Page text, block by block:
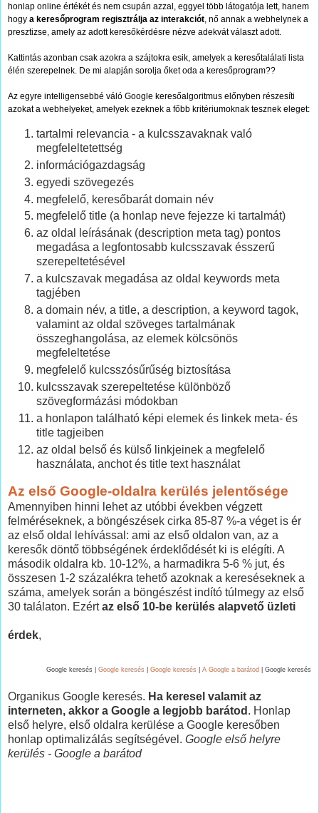
honlap online értékét és nem csupán azzal, eggyel több látogatója lett, hanem
hogy a keresőprogram regisztrálja az interakciót, nő annak a webhelynek a
presztizse, amely az adott keresőkérdésre nézve adekvát választ adott.
Kattintás azonban csak azokra a szájtokra esik, amelyek a keresőtalálati lista
élén szerepelnek. De mi alapján sorolja őket oda a keresőprogram??
Az egyre intelligensebbé váló Google keresőalgoritmus előnyben részesíti
azokat a webhelyeket, amelyek ezeknek a főbb kritériumoknak tesznek eleget:
tartalmi relevancia - a kulcsszavaknak való
megfeleltetettség
információgazdagság
egyedi szövegezés
megfelelő, keresőbarát domain név
megfelelő title (a honlap neve fejezze ki tartalmát)
az oldal leírásának (description meta tag) pontos
megadása a legfontosabb kulcsszavak ésszerű
szerepeltetésével
a kulcszavak megadása az oldal keywords meta
tagjében
a domain név, a title, a description, a keyword tagok,
valamint az oldal szöveges tartalmának
összeghangolása, az elemek kölcsönös
megfeleltetése
megfelelő kulcsszósűrűség biztosítása
kulcsszavak szerepeltetése különböző
szövegformázási módokban
a honlapon található képi elemek és linkek meta- és
title tagjeiben
az oldal belső és külső linkjeinek a megfelelő
használata, anchot és title text használat
Az első Google-oldalra kerülés jelentősége
Amennyiben hinni lehet az utóbbi években végzett
felméréseknek, a böngészések cirka 85-87 %-a véget is ér
az első oldal lehívással: ami az első oldalon van, az a
keresők döntő többségének érdeklődését ki is elégíti. A
második oldalra kb. 10-12%, a harmadikra 5-6 % jut, és
összesen 1-2 százalékra tehető azoknak a kereséseknek a
száma, amelyek során a böngészést indító túlmegy az első
30 találaton. Ezértaz első 10-be kerülés alapvető üzleti
érdek,
Google keresés | Google keresés Google keresés A Google a barátod | Google keresés
Organikus Google keresés. Ha keresel valamit az
interneten, akkor a Google a legjobb barátod . Honlap
első helyre, első oldalra kerülése a Google keresőben
honlap optimalizálás segítségével. Google első helyre
kerülés - Google a barátod